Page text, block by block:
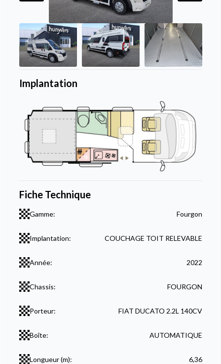
Implantation
Fiche Technique
Gamme: Fourgon
Implantation: COUCHAGE TOIT RELEVABLE
Année: 2022
Chassis: FOURGON
Porteur: FIAT DUCATO 2.2L 140CV
Boîte: AUTOMATIQUE
Longueur (m): 6,36